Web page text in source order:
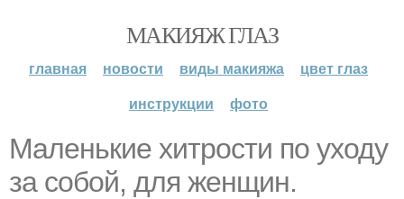
МАКИЯЖ ГЛАЗ
главная новости виды макияжа
цвет глаз
инструкции
фото
Маленькие хитрости по уходу
за собой, для женщин.